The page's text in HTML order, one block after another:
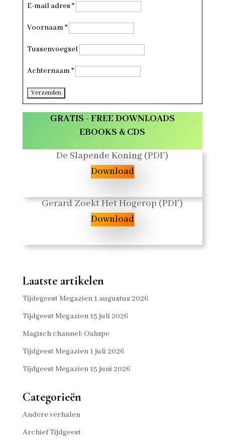
E-mail adres *
Voornaam*
Tussenvoegsel
Achternaam*
GRATIS - FREE DOWNLOADS
EBOOKS & CDS
De Slapende Koning (PDF)
Download
Gerard Zoekt Het Hogerop (PDF)
Download
Laatste artikelen
Tijdegeest Megazien 1 augustus 2026
Tijdgeest Megazien 15 juli 2026
Magisch channel: Oahspe
Tijdgeest Megazien 1 juli 2026
Tijdgeest Megazien 15 juni 2026
Categorieën
Andere verhalen
Archief Tijdgeest